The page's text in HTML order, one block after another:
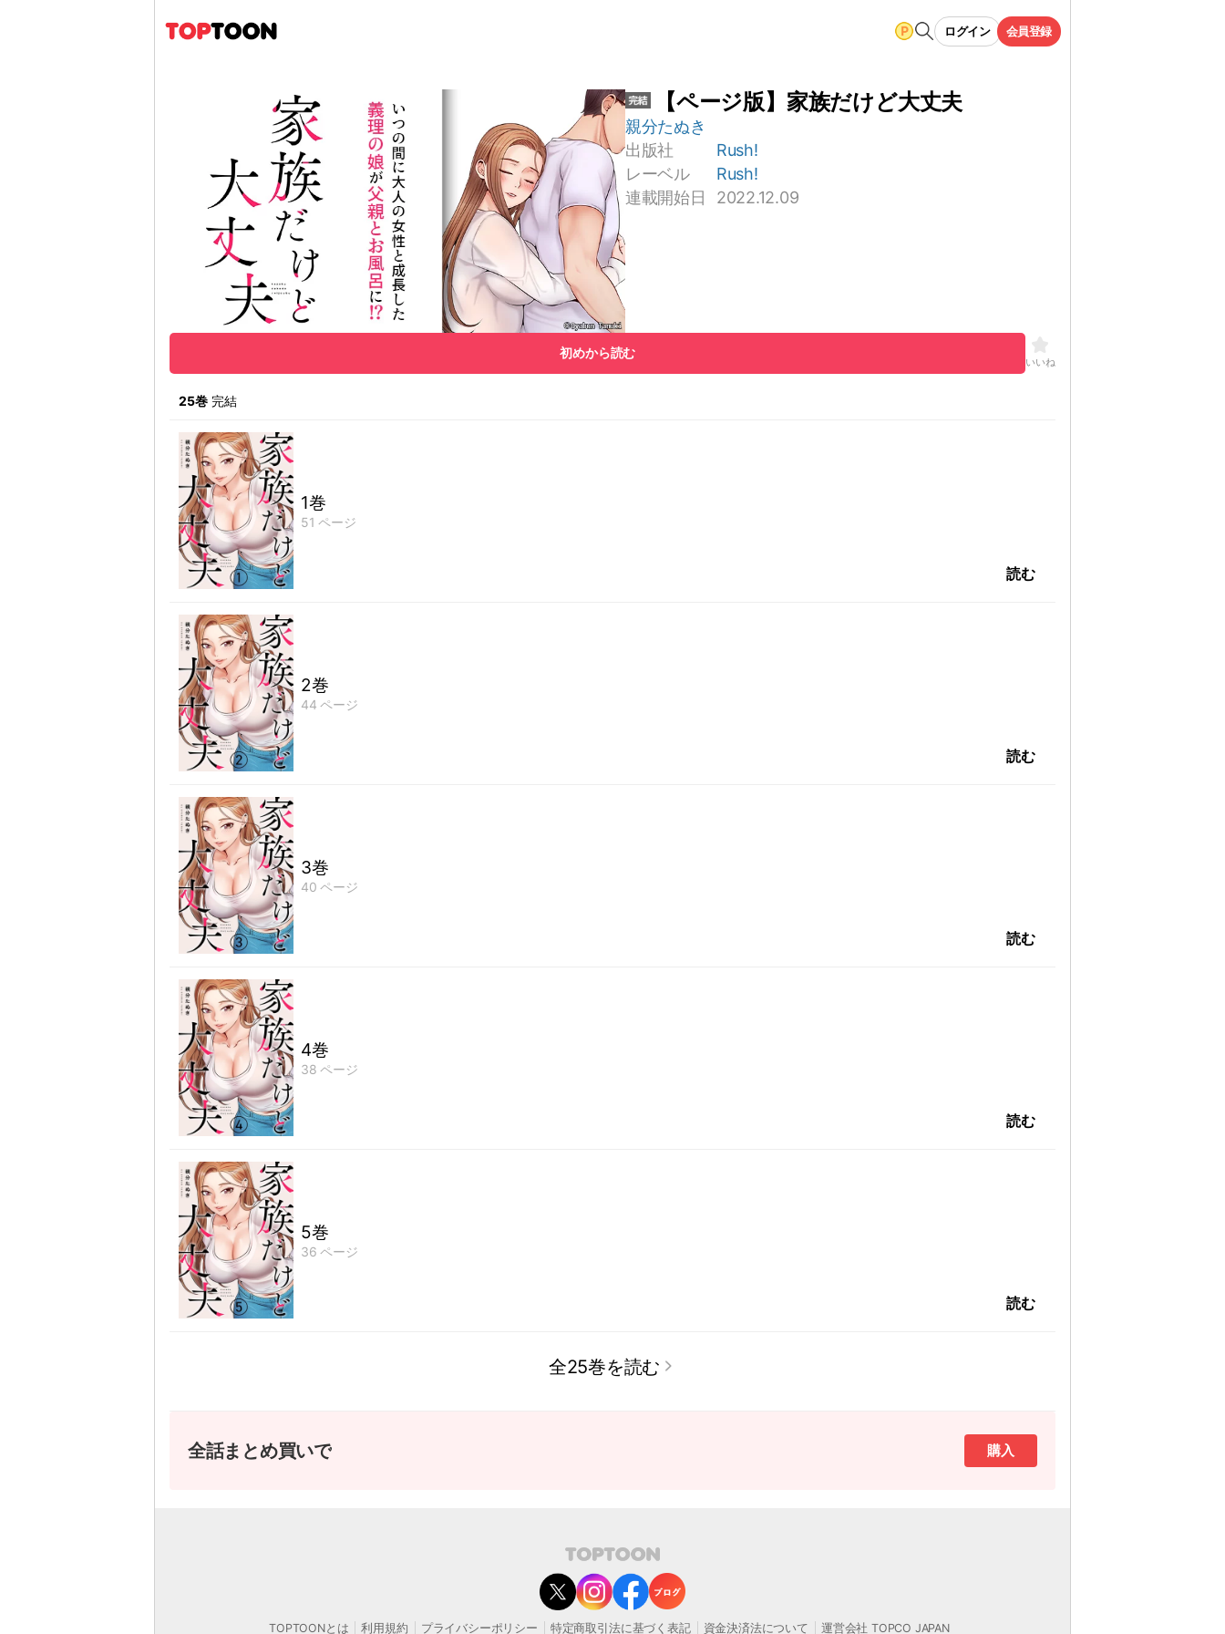
ログイン 会員登録
【ページ版】家族だけど大丈夫
親分たぬき
出版社
Rush!
レーベル
Rush!
連載開始日
2022.12.09
初めから読む
いいね
25巻 完結
1巻
51 ページ
読む
2巻
44 ページ
読む
3巻
40 ページ
読む
4巻
38 ページ
読む
5巻
36 ページ
読む
全25巻を読む
全話まとめ買いで 購入
TOPTOONとは 利用規約 プライバシーポリシー 特定商取引法に基づく表記 資金決済法について 運営会社 TOPCO JAPAN
contact@toptoon.jp
カスタマーセンター受付時間 10：30～13：00、14：00～18：30（土・日・祝日は除く）
営業時間外にいただいたお問い合わせは、翌営業日以降にご対応いたしますことをご了承ください。